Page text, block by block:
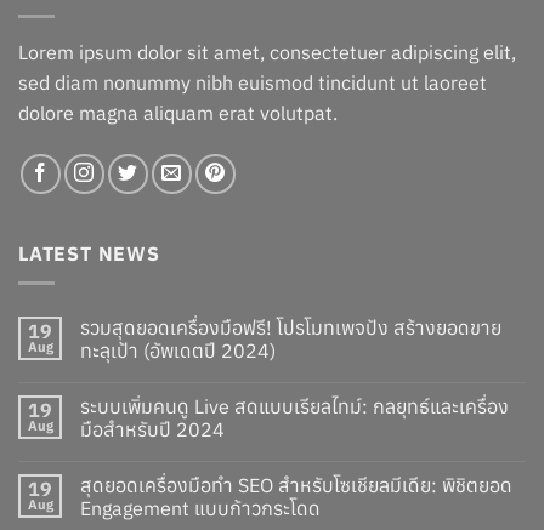
Lorem ipsum dolor sit amet, consectetuer adipiscing elit,
sed diam nonummy nibh euismod tincidunt ut laoreet
dolore magna aliquam erat volutpat.
LATEST NEWS
19
Aug
รวมสุดยอดเครื่องมือฟรี! โปรโมทเพจปัง สร้างยอดขาย
ทะลุเป้า (อัพเดตปี 2024)
19
Aug
ระบบเพิ่มคนดู Live สดแบบเรียลไทม์: กลยุทธ์และเครื่อง
มือสำหรับปี 2024
19
Aug
สุดยอดเครื่องมือทำ SEO สำหรับโซเชียลมีเดีย: พิชิตยอด
Engagement แบบก้าวกระโดด